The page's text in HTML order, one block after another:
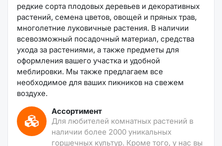
редкие сорта плодовых деревьев и декоративных
растений, семена цветов, овощей и пряных трав,
многолетние луковичные растения. В наличии
всевозможный посадочный материал, средства
ухода за растениями, а также предметы для
оформления вашего участка и удобной
меблировки. Мы также предлагаем все
необходимое для ваших пикников на свежем
воздухе.
Ассортимент
Для любителей комнатных растений в
наличии более 2000 уникальных
горшечных культур. Кроме того, у нас вы